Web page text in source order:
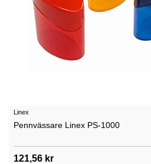
Linex
Pennvässare Linex PS-1000
121,56 kr